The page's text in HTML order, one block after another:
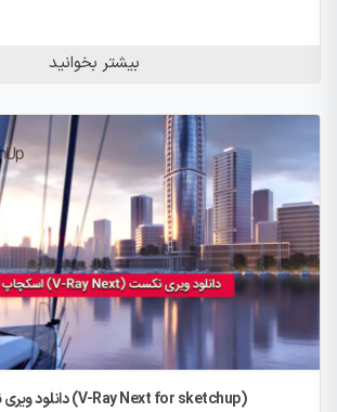
بیشتر بخوانید
دانلود ویری نکست برای اسکچاپ (V-Ray Next for sketchup)